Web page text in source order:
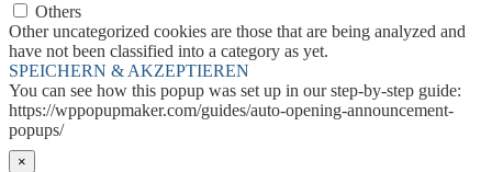
Others
Other uncategorized cookies are those that are being analyzed and
have not been classified into a category as yet.
SPEICHERN & AKZEPTIEREN
You can see how this popup was set up in our step-by-step guide:
https://wppopupmaker.com/guides/auto-opening-announcement-
popups/
×